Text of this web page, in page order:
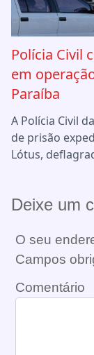
Polícia Civil
em
Paraíba
A Polícia Civil
de prisão
Lótus,
Deixe um
O seu
Campos
Comentário